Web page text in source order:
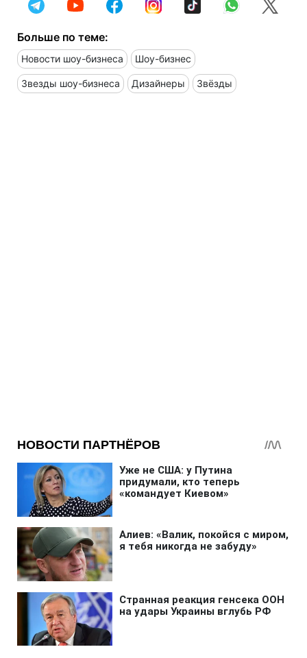
Больше по теме:
Новости шоу-бизнеса Шоу-бизнес
Звезды шоу-бизнеса Дизайнеры Звёзды